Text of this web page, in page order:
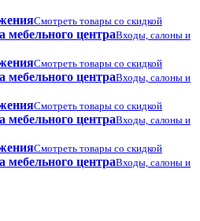
Смотреть товары со скидкой
мебельного центраВходы, салоны и
Смотреть товары со скидкой
мебельного центраВходы, салоны и
Смотреть товары со скидкой
мебельного центраВходы, салоны и
Смотреть товары со скидкой
мебельного центраВходы, салоны и